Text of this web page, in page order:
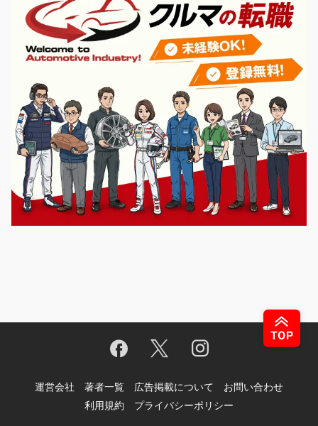
運営会社 著者一覧 広告掲載について
お問い合わせ
利用規約
プライバシーポリシー